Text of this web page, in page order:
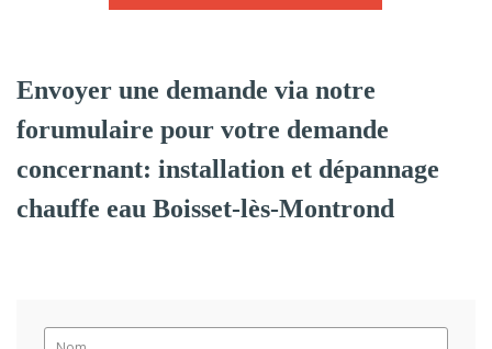
Envoyer une demande via notre
forumulaire pour votre demande
concernant: installation et dépannage
chauffe eau Boisset-lès-Montrond